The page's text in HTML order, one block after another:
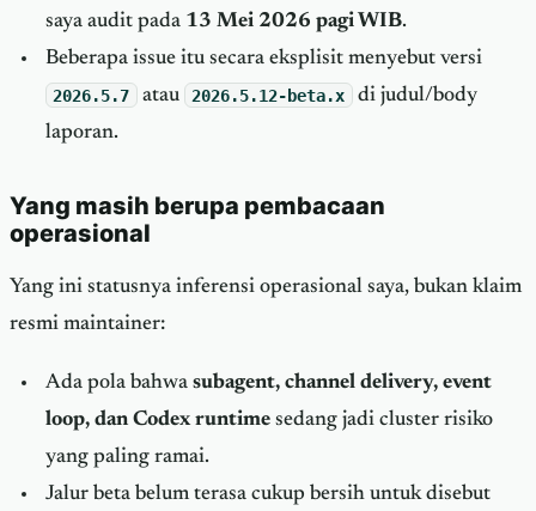
saya audit pada 13 Mei 2026 pagi WIB.
Beberapa issue itu secara eksplisit menyebut versi
2026.5.7 atau 2026.5.12-beta.x
di judul/body
laporan.
Yang masih berupa pembacaan
operasional
Yang ini statusnya inferensi operasional saya, bukan klaim
resmi maintainer:
Ada pola bahwa subagent, channel delivery, event
loop, dan Codex runtimesedang jadi cluster risiko
yang paling ramai.
Jalur beta belum terasa cukup bersih untuk disebut